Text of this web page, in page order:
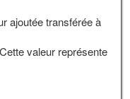
ajoutée transférée à
valeur représente